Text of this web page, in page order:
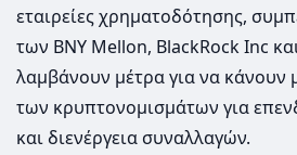
εταιρείες χρηματοδότησης,
των BNY Mellon, BlackRock Inc
λαμβάνουν μέτρα για να κάνουν
των κρυπτονομισμάτων για
και διενέργεια συναλλαγών.